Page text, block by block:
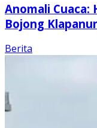
Anomali Cuaca:
Bojong
Berita